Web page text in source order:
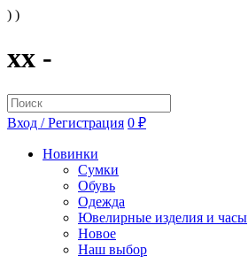
) )
xx -
Вход / Регистрация 0 ₽
Новинки
Сумки
Обувь
Одежда
Ювелирные изделия и часы
Новое
Наш выбор